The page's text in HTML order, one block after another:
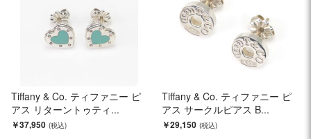
Tiffany & Co. ティファニー ピ
アス リターントゥティ...
￥37,950
Tiffany & Co. ティファニー ピ
アス サークルピアス B...
￥29,150